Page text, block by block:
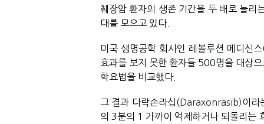
췌장암 환자의 생존 기간을 두 배로 늘리
대를 모으고 있다.
미국 생명공학 회사인 레볼루션 메디신
효과를 보지 못한 환자들 500명을 대상
학요법을 비교했다.
그 결과 다락손라십( Daraxonrasib)이라
의 3분의 1 가까이 억제하거나 되돌리는